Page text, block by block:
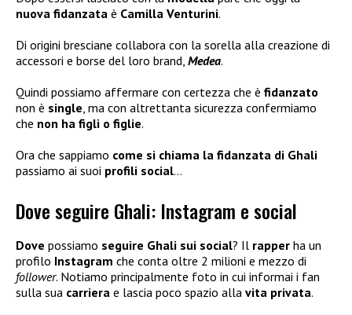
nuova fidanzata è Camilla Venturini.
Di origini bresciane collabora con la sorella alla creazione di
accessori e borse del loro brand, Medea.
Quindi possiamo affermare con certezza che è fidanzato
non è single, ma con altrettanta sicurezza confermiamo
che non ha figli o figlie.
Ora che sappiamo come si chiama la fidanzata di Ghali
passiamo ai suoi profili social…
Dove seguire Ghali: Instagram e social
Dove possiamo seguire Ghali sui social? Il rapper ha un
profilo Instagram che conta oltre 2 milioni e mezzo di
follower. Notiamo principalmente foto in cui informai i fan
sulla sua carriera e lascia poco spazio alla vita privata.